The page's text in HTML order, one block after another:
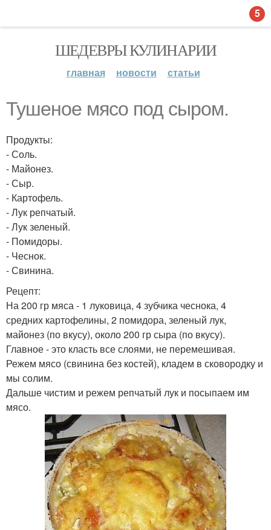
ШЕДЕВРЫ КУЛИНАРИИ
главная новости статьи
Тушеное мясо под сыром.
Продукты:
- Соль.
- Майонез.
- Сыр.
- Картофель.
- Лук репчатый.
- Лук зеленый.
- Помидоры.
- Чеснок.
- Свинина.
Рецепт:
На 200 гр мяса - 1 луковица, 4 зубчика чеснока, 4
средних картофелины, 2 помидора, зеленый лук,
майонез (по вкусу), около 200 гр сыра (по вкусу).
Главное - это класть все слоями, не перемешивая.
Режем мясо (свинина без костей), кладем в сковородку и
мы солим.
Дальше чистим и режем репчатый лук и посыпаем им
мясо.
5